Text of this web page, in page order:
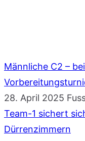
Männliche C2 –
28. April 2025
Team-1 sichert
Dürrenzimmern